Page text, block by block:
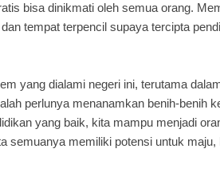
bisa dinikmati oleh semua orang.
tempat terpencil supaya tercipta
yang dialami negeri ini, terutama
perlunya menanamkan benih-benih
yang baik, kita mampu menjadi
semuanya memiliki potensi untuk